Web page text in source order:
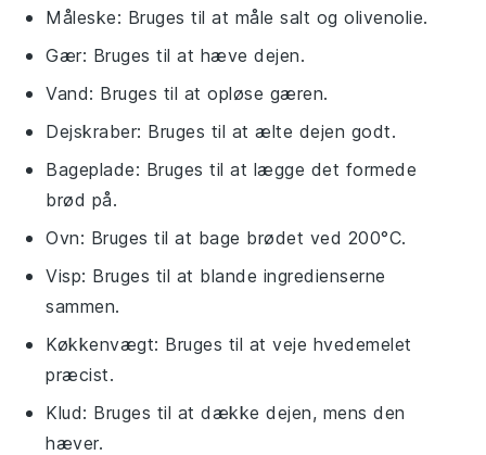
Måleske: Bruges til at måle salt og olivenolie.
Gær: Bruges til at hæve dejen.
Vand: Bruges til at opløse gæren.
Dejskraber: Bruges til at ælte dejen godt.
Bageplade: Bruges til at lægge det formede
brød på.
Ovn: Bruges til at bage brødet ved 200°C.
Visp: Bruges til at blande ingredienserne
sammen.
Køkkenvægt: Bruges til at veje hvedemelet
præcist.
Klud: Bruges til at dække dejen, mens den
hæver.